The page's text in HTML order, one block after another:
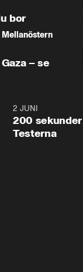
bor
– se
5:002 JUNI
200
Testerna